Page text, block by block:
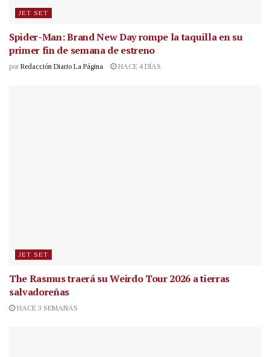
JET SET
Spider-Man: Brand New Day rompe la taquilla en su
primer fin de semana de estreno
por Redacción Diario La Página HACE 4 DÍAS
JET SET
The Rasmus traerá su Weirdo Tour 2026 a tierras
salvadoreñas
HACE 3 SEMANAS